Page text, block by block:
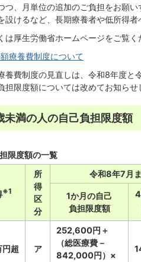
つ、月単位の追加のご負担をお願
設けるなど、長期療養者や低所得者
は厚生労働省ホームページをご覧く
療養費制度について
養費制度の見直しは、令和8年度
担限度額については改めてお知らせ
未満の人の自己負担限度額
限度額の一覧
※1
所
得
区
分
令和8年7月
1か月の自己
負担限度額
超 ア
252,600円＋
（総医療費－
842,000円）×